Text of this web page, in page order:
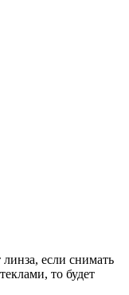
линза, если снимать
то будет